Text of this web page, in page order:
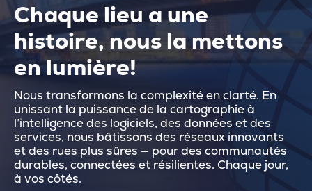
Chaque lieu a une
histoire, nous la mettons
en lumière!
Nous transformons la complexité en clarté. En
unissant la puissance de la cartographie à
l’intelligence des logiciels, des données et des
services, nous bâtissons des réseaux innovants
et des rues plus sûres — pour des communautés
durables, connectées et résilientes. Chaque jour,
à vos côtés.